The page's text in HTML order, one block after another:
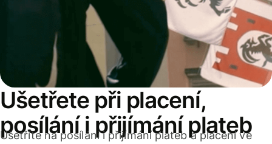
Ušetřete při placení,
posílání i přijímání plateb
Ušetříte na posílání i přijímání plateb a placení ve